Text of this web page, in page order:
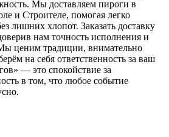
Мы доставляем пироги в
и Строителе, помогая легко
лишних хлопот. Заказать доставку
нам точность исполнения и
ценим традиции, внимательно
на себя ответственность за ваш
— это спокойствие за
в том, что любое событие